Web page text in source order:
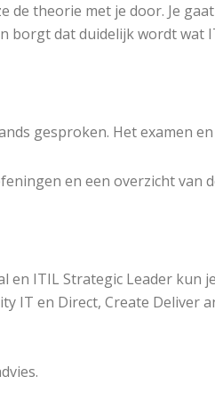
theorie met je door. Je
borgt dat duidelijk wordt
gesproken. Het examen
en een overzicht van
ITIL Strategic Leader kun
IT en Direct, Create